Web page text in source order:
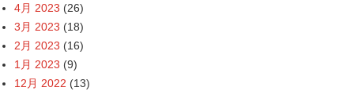
4月 2023 (26)
3月 2023 (18)
2月 2023 (16)
1月 2023 (9)
12月 2022 (13)